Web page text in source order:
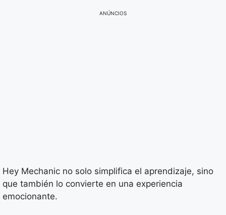
ANÚNCIOS
Hey Mechanic no solo simplifica el aprendizaje, sino
que también lo convierte en una experiencia
emocionante.